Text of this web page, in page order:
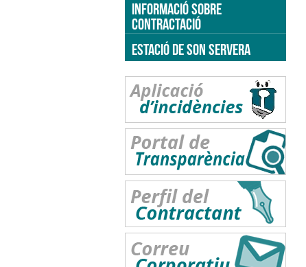
a pensar en la igualtat : Photocall 03 11 / 11
INFORMACIÓ SOBRE
CONTRACTACIÓ
ESTACIÓ DE SON SERVERA